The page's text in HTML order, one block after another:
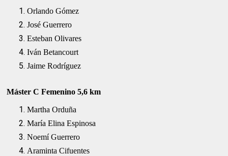
Orlando Gómez
José Guerrero
Esteban Olivares
Iván Betancourt
Jaime Rodríguez
Máster C Femenino 5,6 km
Martha Orduña
María Elina Espinosa
Noemí Guerrero
Araminta Cifuentes